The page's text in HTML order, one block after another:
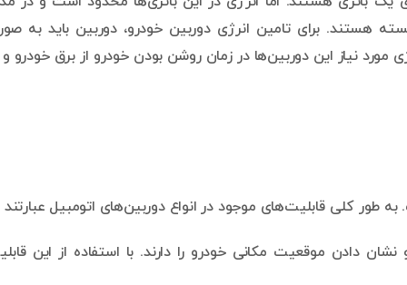
هستند. برای تامین انرژی دوربین خودرو، دوربین باید به
نیاز این دوربین‌ها در زمان روشن بودن خودرو از برق خودرو و
طور کلی قابلیت‌های موجود در انواع دوربین‌های اتومبیل عبارتند
دادن موقعیت مکانی خودرو را دارند. با استفاده از این